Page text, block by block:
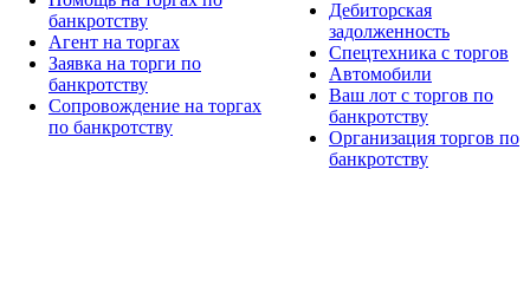
банкротству
Агент на торгах
Заявка на торги по
банкротству
Сопровождение на торгах
по банкротству
Дебиторская
задолженность
Спецтехника с торгов
Автомобили
Ваш лот с торгов по
банкротству
Организация торгов по
банкротству